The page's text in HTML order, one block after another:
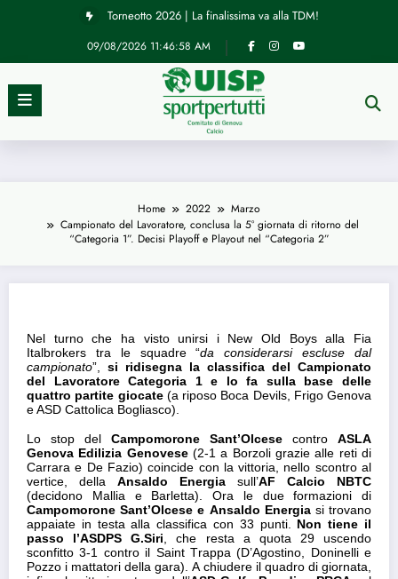
Torneotto 2026 | La finalissima va alla TDM!
09/08/2026 11:46:58 AM
Home 2022
Marzo
Campionato del Lavoratore, conclusa la 5° giornata di ritorno del
“Categoria 1”. Decisi Playoff e Playout nel “Categoria 2”
Decisi Playoff e Playout nel “Categoria
2”
Nel turno che ha visto unirsi i New Old Boys alla Fia
Italbrokers tra le squadre “da considerarsi escluse dal
campionato”, si ridisegna la classifica del Campionato
del Lavoratore Categoria 1 e lo fa sulla base delle
quattro partite giocate(a riposo Boca Devils, Frigo Genova
e ASD Cattolica Bogliasco).
Lo stop del Campomorone Sant’Olcese contro ASLA
Genova Edilizia Genovese (2-1 a Borzoli grazie alle reti di
Carrara e De Fazio) coincide con la vittoria, nello scontro al
vertice, della Ansaldo Energia sull’AF Calcio NBTC
(decidono Mallia e Barletta). Ora le due formazioni di
Campomorone Sant’Olcese e Ansaldo Energia si trovano
appaiate in testa alla classifica con 33 punti.
Non tiene il
passo l’ASDPS G.Siri , che resta a quota 29 uscendo
sconfitto 3-1 contro il Saint Trappa (D’Agostino, Doninelli e
Pozzo i mattatori della gara). A chiudere il quadro di giornata,